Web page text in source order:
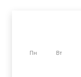
Пн Вт